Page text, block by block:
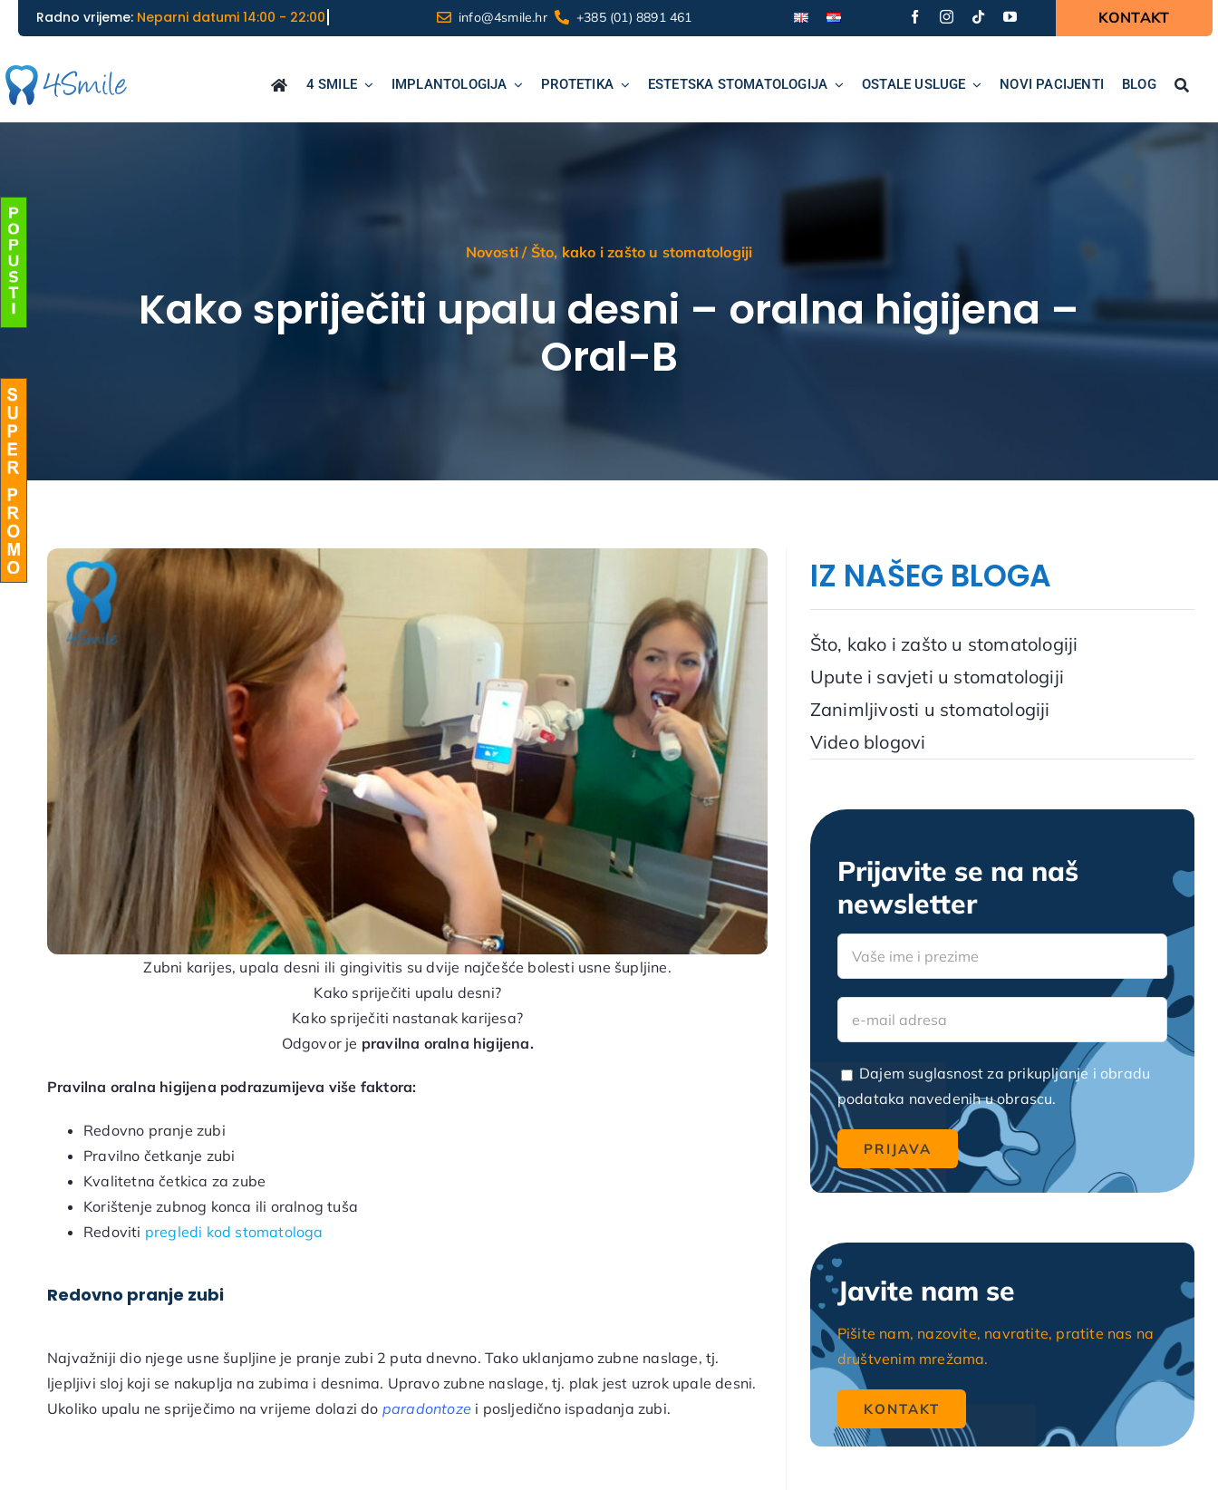
________________________________________Skip
to
Radno vrijeme: info@4smile.hr +385 (01) 8891 461 KONTAKT
4 SMILE IMPLANTOLOGIJA PROTETIKA ESTETSKA STOMATOLOGIJA OSTALE USLUGE NOVI PACIJENTI BLOG
Novosti / Što, kako i zašto u stomatologiji
Kako spriječiti upalu desni – oralna higijena –
Oral-B
Zubni karijes, upala desni ili gingivitis su dvije najčešće bolesti usne šupljine.
Kako spriječiti upalu desni?
Kako spriječiti nastanak karijesa?
Odgovor je pravilna oralna higijena.
Pravilna oralna higijena podrazumijeva više faktora:
Redovno pranje zubi
Pravilno četkanje zubi
Kvalitetna četkica za zube
Korištenje zubnog konca ili oralnog tuša
Redoviti pregledi kod stomatologa
Redovno pranje zubi
Najvažniji dio njege usne šupljine je pranje zubi 2 puta dnevno. Tako uklanjamo zubne naslage, tj.
ljepljivi sloj koji se nakuplja na zubima i desnima. Upravo zubne naslage, tj. plak jest uzrok upale desni.
Ukoliko upalu ne spriječimo na vrijeme dolazi do paradontoze i posljedično ispadanja zubi.
IZ NAŠEG BLOGA
Što, kako i zašto u stomatologiji
Upute i savjeti u stomatologiji
Zanimljivosti u stomatologiji
Video blogovi
Prijavite se na naš
newsletter
Dajem suglasnost za prikupljanje i obradu
podataka navedenih u obrascu.
Javite nam se
Pišite nam, nazovite, navratite, pratite nas na
društvenim mrežama.
KONTAKT